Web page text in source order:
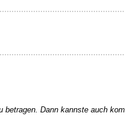
betragen. Dann kannste auch